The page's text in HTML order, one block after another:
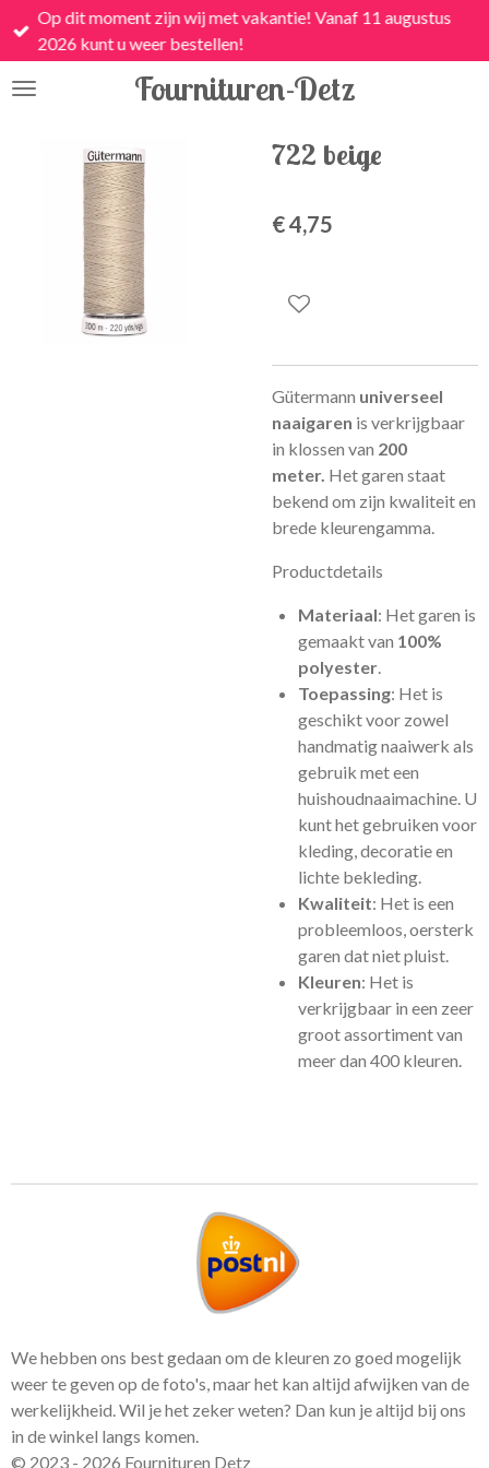
Ga
direct
de
Fournituren-Detz
Op dit moment zijn wij met vakantie! Vanaf 11 augustus
2026 kunt u weer bestellen!
722 beige
€ 4,75
Gütermann universeel
naaigaren is verkrijgbaar
in klossen van 200
meter. Het garen staat
bekend om zijn kwaliteit en
brede kleurengamma.
Productdetails
Materiaal: Het garen is
gemaakt van 100%
polyester.
Toepassing: Het is
geschikt voor zowel
handmatig naaiwerk als
gebruik met een
huishoudnaaimachine. U
kunt het gebruiken voor
kleding, decoratie en
lichte bekleding.
Kwaliteit: Het is een
probleemloos, oersterk
garen dat niet pluist.
Kleuren: Het is
verkrijgbaar in een zeer
groot assortiment van
meer dan 400 kleuren.
We hebben ons best gedaan om de kleuren zo goed mogelijk
weer te geven op de foto's, maar het kan altijd afwijken van de
werkelijkheid. Wil je het zeker weten? Dan kun je altijd bij ons
in de winkel langs komen.
© 2023 - 2026 Fournituren Detz